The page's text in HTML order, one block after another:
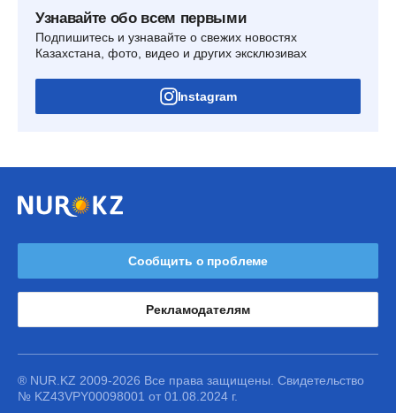
Узнавайте обо всем первыми
Подпишитесь и узнавайте о свежих новостях
Казахстана, фото, видео и других эксклюзивах
Instagram
Сообщить о проблеме
Рекламодателям
® NUR.KZ 2009-2026 Все права защищены. Свидетельство
№ KZ43VPY00098001 от 01.08.2024 г.